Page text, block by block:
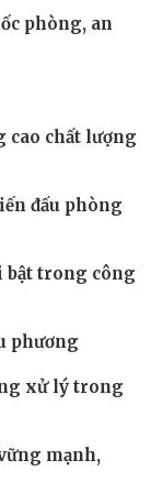
phòng, an
cao chất lượng
đấu phòng
bật trong công
phương
xử lý trong
mạnh,